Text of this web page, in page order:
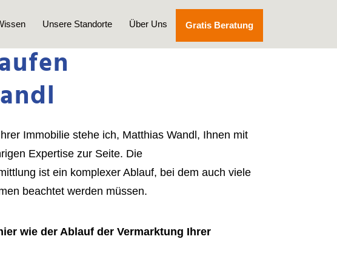
Unsere Standorte Über Uns Gratis Beratung
Immobilie stehe ich, Matthias Wandl, Ihnen mit
Expertise zur Seite. Die
ist ein komplexer Ablauf, bei dem auch viele
beachtet werden müssen.
wie der Ablauf der Vermarktung Ihrer